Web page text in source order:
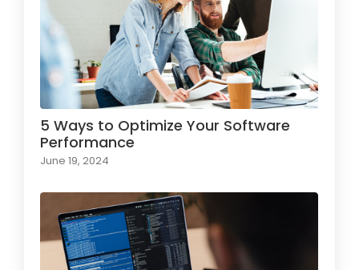
5 Ways to Optimize Your Software
Performance
June 19, 2024